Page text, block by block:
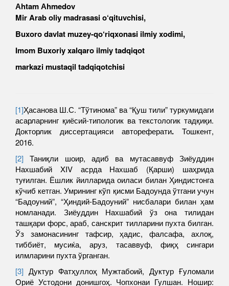
АhtamАhmedov
Mir Arab oliy madrasasi o‘qituvchisi,
Buxoro davlat muzey-qo‘riqxonasi ilmiy xodimi,
Imom Buxoriy xalqaro ilmiy tadqiqot
markazi mustaqil tadqiqotchisi
[1]Ҳасанова Ш.С. “Тўтинома” ва “Қуш тили” туркумидаги
асарларнинг қиёсий-типологик ва текстологик тадқиқи.
Докторлик диссертацияси автореферати. Тошкент,
2016.
[2] Таниқли шоир, адиб ва мутасаввуф Зиёуддин
Нахшабий XIV асрда Нахшаб (Қарши) шаҳрида
туғилган. Ёшлик йилларида оиласи билан Ҳиндистонга
кўчиб кетган. Умрининг кўп қисми Бадоунда ўтгани учун
“Бадоуний”, “Ҳиндий-Бадоуний” нисбалари билан ҳам
номланади. Зиёуддин Нахшабий ўз она тилидан
ташқари форс, араб, санскрит тилларини пухта билган.
Ўз замонасининг тафсир, ҳадис, фалсафа, ахлоқ,
тиббиёт, мусиќа, аруз, тасаввуф, фиқҳ сингари
илмларини пухта ўрганган.
[3] Дуктур Фатҳуллоҳ Мужтабоий, Дуктур Ғуломали
Ориё Устодони донишгоҳ. Чопхонаи Гулшан. Ношир: